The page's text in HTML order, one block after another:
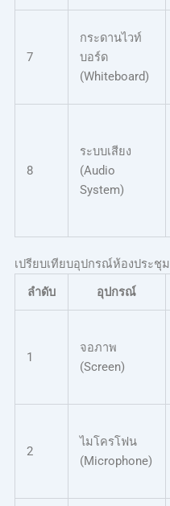
7
กระดานไวท์
บอร์ด
(Whiteboard)
8
ระบบเสียง
(Audio
System)
เปรียบเทียบอุปกรณ์ห้องประชุม
ลำดับ
อุปกรณ์
1
จอภาพ
(Screen)
2
ไมโครโฟน
(Microphone)